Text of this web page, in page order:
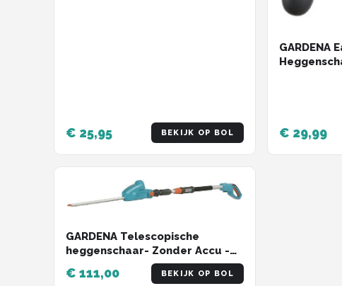
€ 25,95 BEKIJK OP BOL
GARDENA
€ 29,99
GARDENA Telescopische
heggenschaar- Zonder Accu -
THS 42/18V P4A - Meslengte
42cm - Tandmes opening 16mm
€ 111,00 BEKIJK OP BOL